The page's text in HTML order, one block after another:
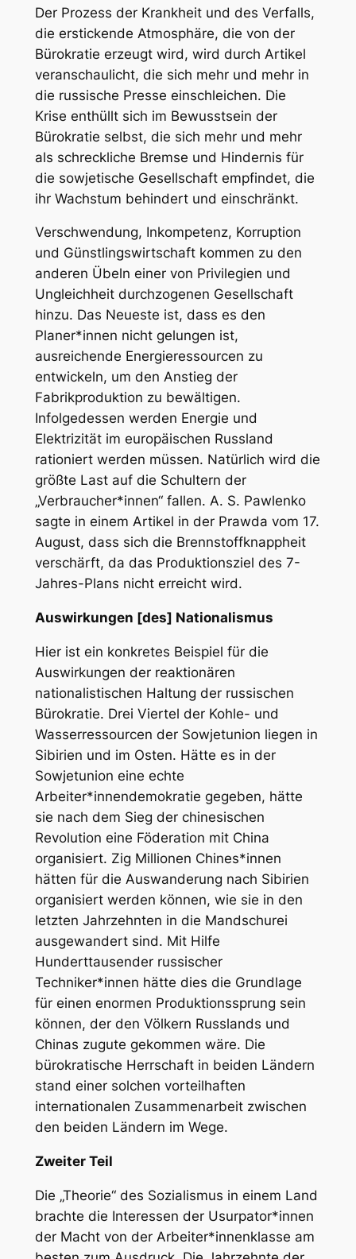
Der Prozess der Krankheit und des Verfalls,
die erstickende Atmosphäre, die von der
Bürokratie erzeugt wird, wird durch Artikel
veranschaulicht, die sich mehr und mehr in
die russische Presse einschleichen. Die
Krise enthüllt sich im Bewusstsein der
Bürokratie selbst, die sich mehr und mehr
als schreckliche Bremse und Hindernis für
die sowjetische Gesellschaft empfindet, die
ihr Wachstum behindert und einschränkt.
Verschwendung, Inkompetenz, Korruption
und Günstlingswirtschaft kommen zu den
anderen Übeln einer von Privilegien und
Ungleichheit durchzogenen Gesellschaft
hinzu. Das Neueste ist, dass es den
Planer*innen nicht gelungen ist,
ausreichende Energieressourcen zu
entwickeln, um den Anstieg der
Fabrikproduktion zu bewältigen.
Infolgedessen werden Energie und
Elektrizität im europäischen Russland
rationiert werden müssen. Natürlich wird die
größte Last auf die Schultern der
„Verbraucher*innen“ fallen. A. S. Pawlenko
sagte in einem Artikel in der Prawda vom 17.
August, dass sich die Brennstoffknappheit
verschärft, da das Produktionsziel des 7-
Jahres-Plans nicht erreicht wird.
Auswirkungen [des] Nationalismus
Hier ist ein konkretes Beispiel für die
Auswirkungen der reaktionären
nationalistischen Haltung der russischen
Bürokratie. Drei Viertel der Kohle- und
Wasserressourcen der Sowjetunion liegen in
Sibirien und im Osten. Hätte es in der
Sowjetunion eine echte
Arbeiter*innendemokratie gegeben, hätte
sie nach dem Sieg der chinesischen
Revolution eine Föderation mit China
organisiert. Zig Millionen Chines*innen
hätten für die Auswanderung nach Sibirien
organisiert werden können, wie sie in den
letzten Jahrzehnten in die Mandschurei
ausgewandert sind. Mit Hilfe
Hunderttausender russischer
Techniker*innen hätte dies die Grundlage
für einen enormen Produktionssprung sein
können, der den Völkern Russlands und
Chinas zugute gekommen wäre. Die
bürokratische Herrschaft in beiden Ländern
stand einer solchen vorteilhaften
internationalen Zusammenarbeit zwischen
den beiden Ländern im Wege.
Zweiter Teil
Die „Theorie“ des Sozialismus in einem Land
brachte die Interessen der Usurpator*innen
der Macht von der Arbeiter*innenklasse am